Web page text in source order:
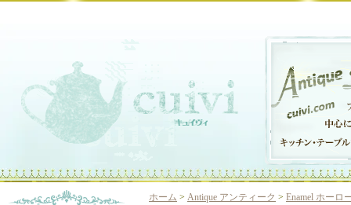
ホーム > Antique アンティーク > Enamel ホーロ